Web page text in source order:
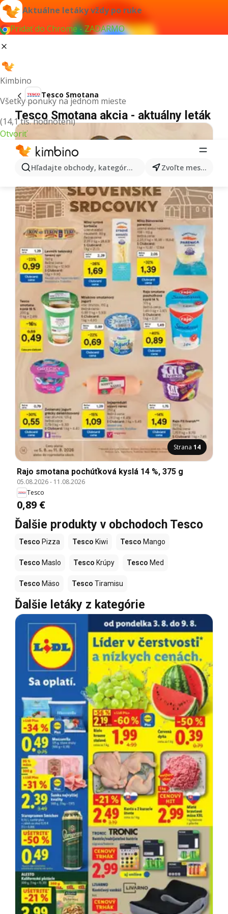
Aktuálne letáky vždy po ruke
Pridať do Chrome - ZADARMO
Kimbino
Všetky ponuky na jednom mieste
(14,1 tis. hodnotení)
Otvoriť
Hľadajte obchody, kategórie, produkty... Zvoľte mesto
Tesco Smotana
Tesco Smotana akcia - aktuálny leták
Strana 14
Rajo smotana pochúťková kyslá 14 %, 375 g
05.08.2026- 11.08.2026
Tesco
0,89 €
Ďalšie produkty v obchodoch Tesco
Tesco Pizza Tesco Kiwi Tesco Mango
Tesco Maslo Tesco Krúpy Tesco Med
Tesco Mäso Tesco Tiramisu
Ďalšie letáky z kategórie